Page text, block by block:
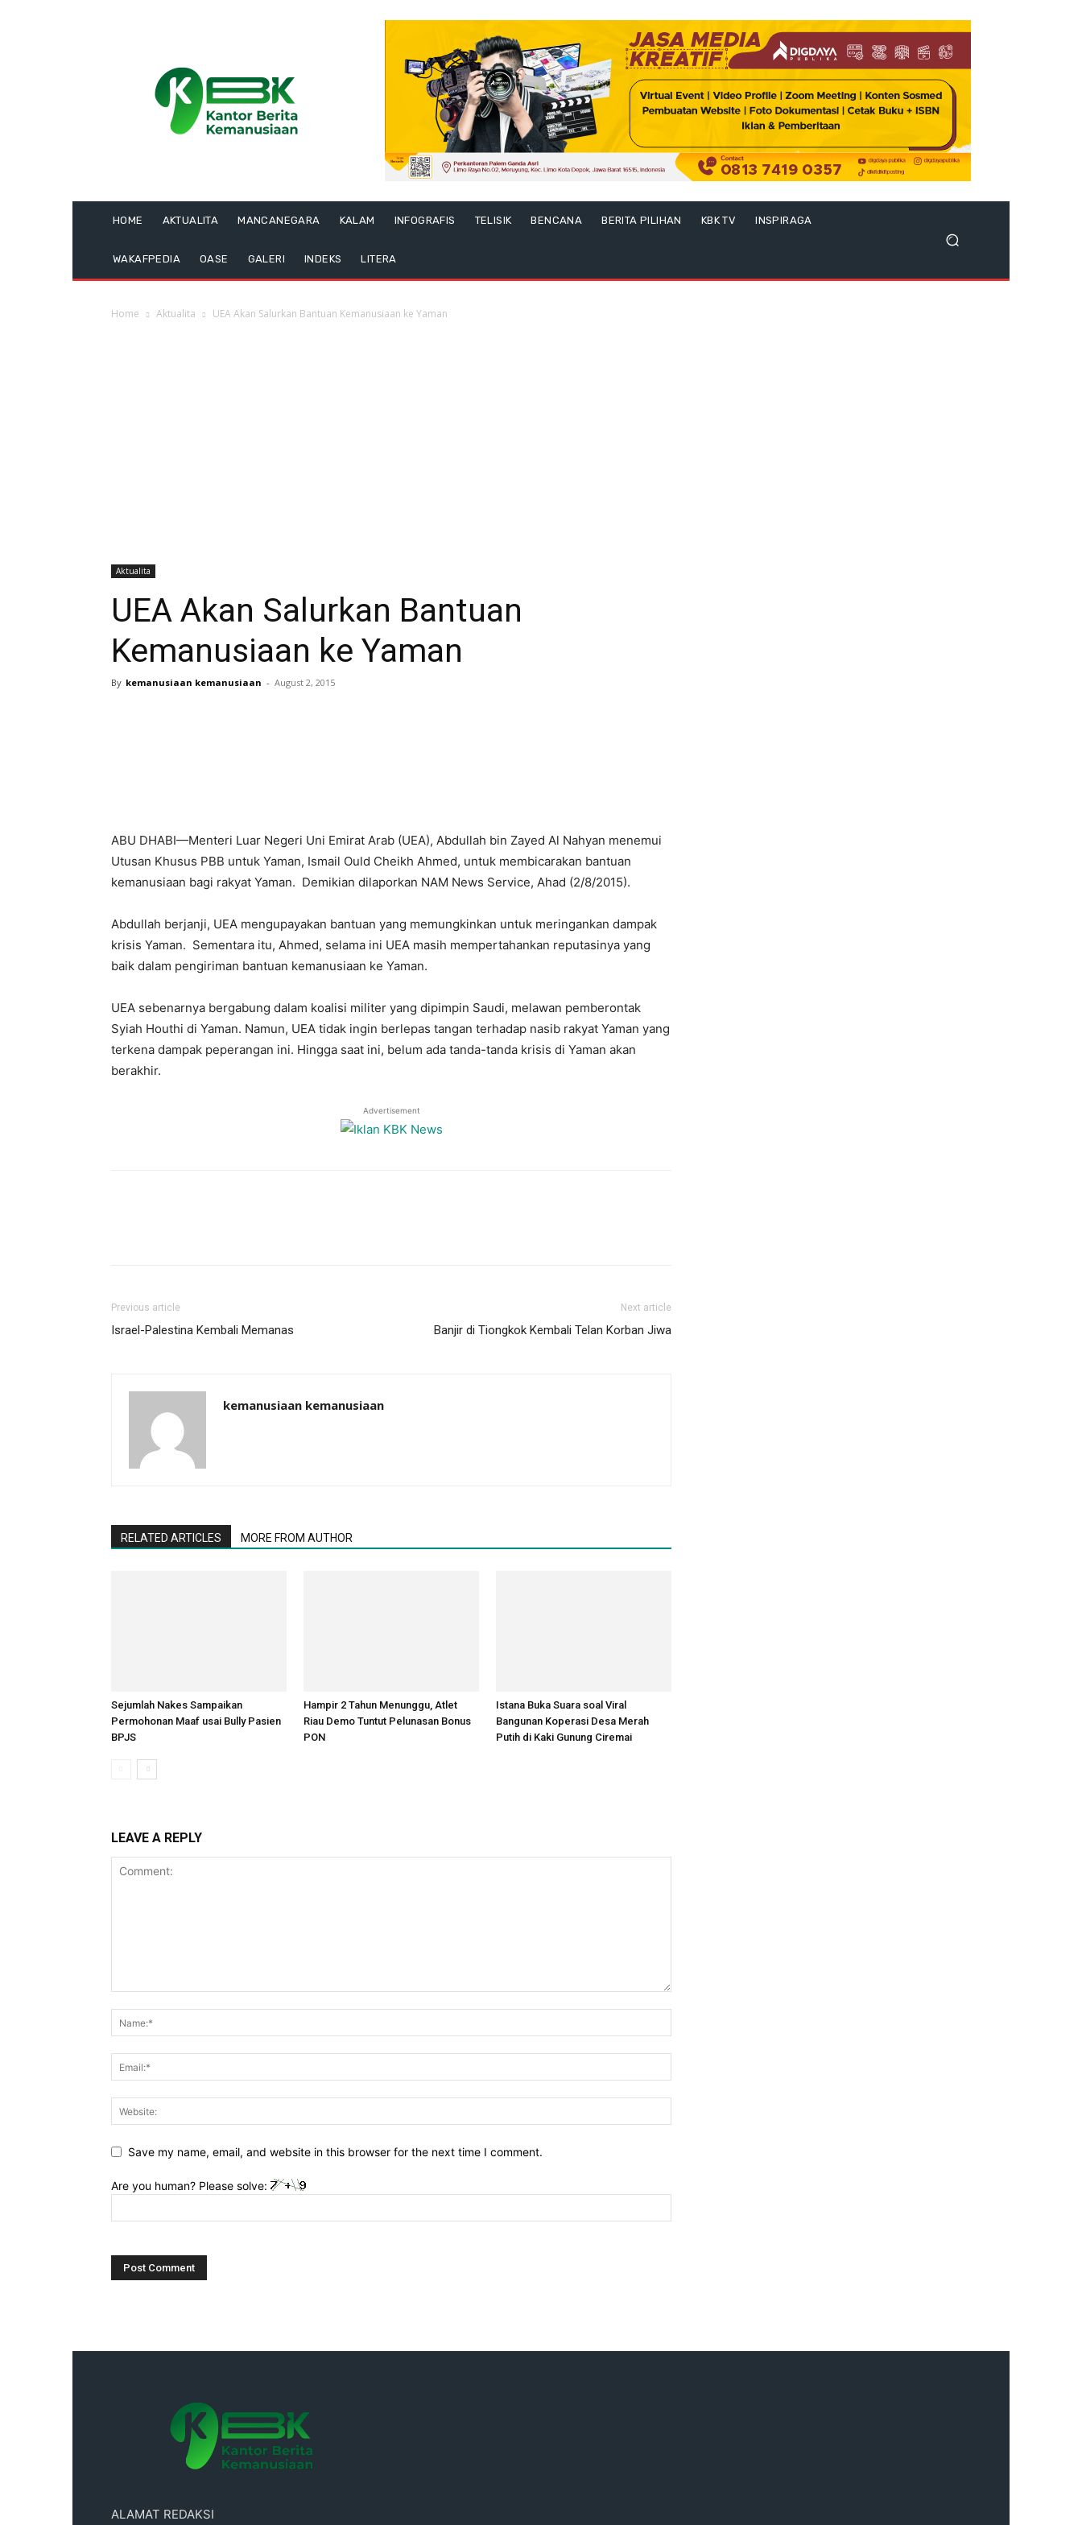
HOME AKTUALITA MANCANEGARA KALAM INFOGRAFIS TELISIK BENCANA BERITA PILIHAN KBK TV INSPIRAGA
WAKAFPEDIA OASE GALERI INDEKS LITERA
Home Aktualita UEA Akan Salurkan Bantuan Kemanusiaan ke Yaman
Aktualita
UEA Akan Salurkan Bantuan
Kemanusiaan ke Yaman
By kemanusiaan kemanusiaan - August 2, 2015
ABU DHABI—Menteri Luar Negeri Uni Emirat Arab (UEA), Abdullah bin Zayed Al Nahyan menemui
Utusan Khusus PBB untuk Yaman, Ismail Ould Cheikh Ahmed, untuk membicarakan bantuan
kemanusiaan bagi rakyat Yaman. Demikian dilaporkan NAM News Service, Ahad (2/8/2015).
Abdullah berjanji, UEA mengupayakan bantuan yang memungkinkan untuk meringankan dampak
krisis Yaman. Sementara itu, Ahmed, selama ini UEA masih mempertahankan reputasinya yang
baik dalam pengiriman bantuan kemanusiaan ke Yaman.
UEA sebenarnya bergabung dalam koalisi militer yang dipimpin Saudi, melawan pemberontak
Syiah Houthi di Yaman. Namun, UEA tidak ingin berlepas tangan terhadap nasib rakyat Yaman yang
terkena dampak peperangan ini. Hingga saat ini, belum ada tanda-tanda krisis di Yaman akan
berakhir.
Advertisement
Previous article
Israel-Palestina Kembali Memanas
Next article
Banjir di Tiongkok Kembali Telan Korban Jiwa
kemanusiaan kemanusiaan
RELATED ARTICLES MORE FROM AUTHOR
Sejumlah Nakes Sampaikan
Permohonan Maaf usai Bully Pasien
BPJS
Hampir 2 Tahun Menunggu, Atlet
Riau Demo Tuntut Pelunasan Bonus
PON
Istana Buka Suara soal Viral
Bangunan Koperasi Desa Merah
Putih di Kaki Gunung Ciremai
LEAVE A REPLY
Save my name, email, and website in this browser for the next time I comment.
Are you human? Please solve:
ALAMAT REDAKSI